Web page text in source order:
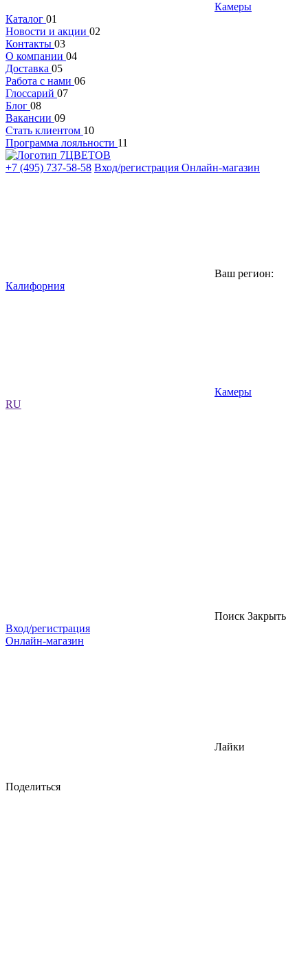
Камеры
Каталог 01
Новости и акции 02
Контакты 03
О компании 04
Доставка 05
Работа с нами 06
Глоссарий 07
Блог 08
Вакансии 09
Стать клиентом 10
Программа лояльности 11
+7 (495) 737-58-58 Вход/регистрация Онлайн-магазин
Ваш регион:
Калифорния
Камеры
RU
Поиск Закрыть
Вход/регистрация
Онлайн-магазин
Лайки
Поделиться